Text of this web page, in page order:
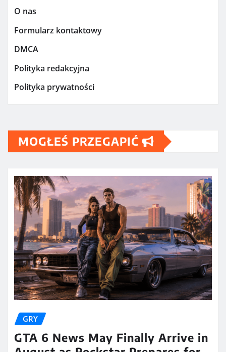
O nas
Formularz kontaktowy
DMCA
Polityka redakcyjna
Polityka prywatności
MOGŁEŚ PRZEGAPIĆ
GRY
GTA 6 News May Finally Arrive in